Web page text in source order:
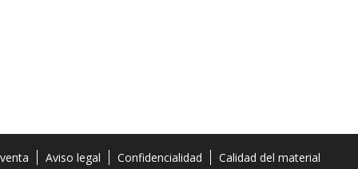
Aviso legal Confidencialidad Calidad del material